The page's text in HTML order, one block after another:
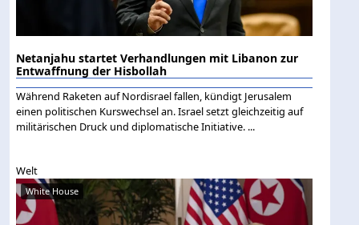
Netanjahu startet Verhandlungen mit Libanon zur
Entwaffnung der Hisbollah
Während Raketen auf Nordisrael fallen, kündigt Jerusalem
einen politischen Kurswechsel an. Israel setzt gleichzeitig auf
militärischen Druck und diplomatische Initiative. ...
Welt
White House